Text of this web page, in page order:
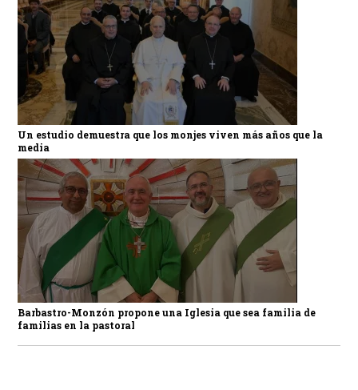
Un estudio demuestra que los monjes viven más años que la
media
Barbastro-Monzón propone una Iglesia que sea familia de
familias en la pastoral